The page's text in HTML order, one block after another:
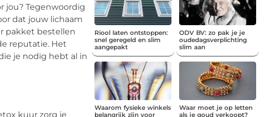
jou? Tegenwoordig
dat jouw lichaam
pakket bestellen
reputatie. Het
je nodig hebt al in
kuur zorg je
Riool laten ontstoppen:
snel geregeld en slim
aangepakt
ODV BV: zo pak je je
oudedagsverplichting
slim aan
Waarom fysieke winkels
belangrijk zijn voor
Waar moet je op letten
als je goud verkoopt?